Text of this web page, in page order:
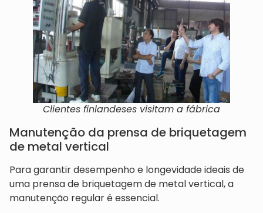
Clientes finlandeses visitam a fábrica
Manutenção da prensa de briquetagem
de metal vertical
Para garantir desempenho e longevidade ideais de
uma prensa de briquetagem de metal vertical, a
manutenção regular é essencial.